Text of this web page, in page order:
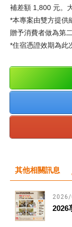
補差額 1,800 元。
*本專案由雙方提供
贈予消費者做為第
*住宿憑證效期為此
其他相關訊息
2026